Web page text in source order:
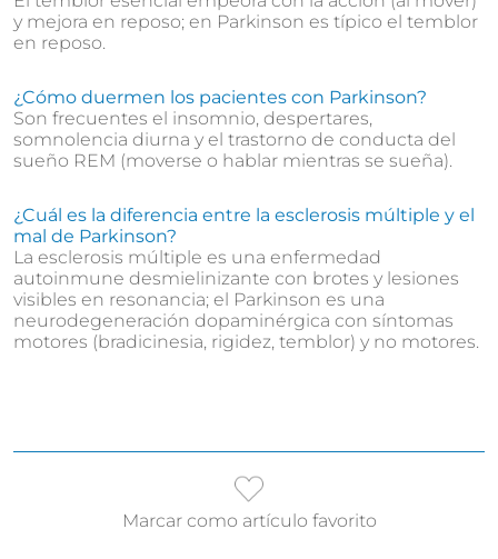
y mejora en reposo; en Parkinson es típico el temblor
en reposo.
¿Cómo duermen los pacientes con Parkinson?
Son frecuentes el insomnio, despertares,
somnolencia diurna y el trastorno de conducta del
sueño REM (moverse o hablar mientras se sueña).
¿Cuál es la diferencia entre la esclerosis múltiple y el
mal de Parkinson?
La esclerosis múltiple es una enfermedad
autoinmune desmielinizante con brotes y lesiones
visibles en resonancia; el Parkinson es una
neurodegeneración dopaminérgica con síntomas
motores (bradicinesia, rigidez, temblor) y no motores.
Marcar como artículo favorito